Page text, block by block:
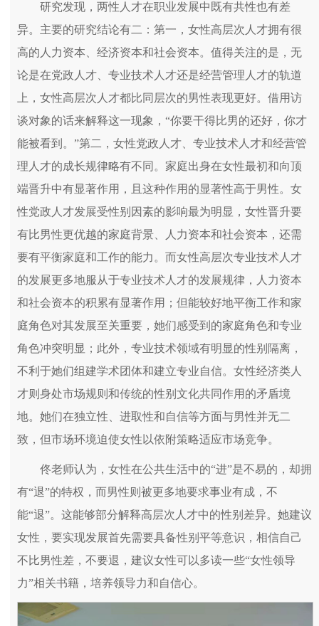
研究发现，两性人才在职业发展中既有共性也有差
异。主要的研究结论有二：第一，女性高层次人才拥有很
高的人力资本、经济资本和社会资本。值得关注的是，无
论是在党政人才、专业技术人才还是经营管理人才的轨道
上，女性高层次人才都比同层次的男性表现更好。借用访
谈对象的话来解释这一现象，“你要干得比男的还好，你才
能被看到。”第二，女性党政人才、专业技术人才和经营管
理人才的成长规律略有不同。家庭出身在女性最初和向顶
端晋升中有显著作用，且这种作用的显著性高于男性。女
性党政人才发展受性别因素的影响最为明显，女性晋升要
有比男性更优越的家庭背景、人力资本和社会资本，还需
要有平衡家庭和工作的能力。而女性高层次专业技术人才
的发展更多地服从于专业技术人才的发展规律，人力资本
和社会资本的积累有显著作用；但能较好地平衡工作和家
庭角色对其发展至关重要，她们感受到的家庭角色和专业
角色冲突明显；此外，专业技术领域有明显的性别隔离，
不利于她们组建学术团体和建立专业自信。女性经济类人
才则身处市场规则和传统的性别文化共同作用的矛盾境
地。她们在独立性、进取性和自信等方面与男性并无二
致，但市场环境迫使女性以依附策略适应市场竞争。
佟老师认为，女性在公共生活中的“进”是不易的，却拥
有“退”的特权，而男性则被更多地要求事业有成，不
能“退”。这能够部分解释高层次人才中的性别差异。她建议
女性，要实现发展首先需要具备性别平等意识，相信自己
不比男性差，不要退，建议女性可以多读一些“女性领导
力”相关书籍，培养领导力和自信心。